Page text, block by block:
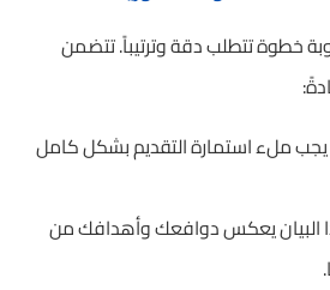
خطوة تتطلب دقة وترتيباً. تتضمن
يجب ملء استمارة التقديم بشكل كامل
يعكس دوافعك وأهدافك من